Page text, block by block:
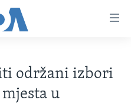
održani izbori
u